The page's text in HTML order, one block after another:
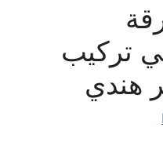
فني تركيب
هندي